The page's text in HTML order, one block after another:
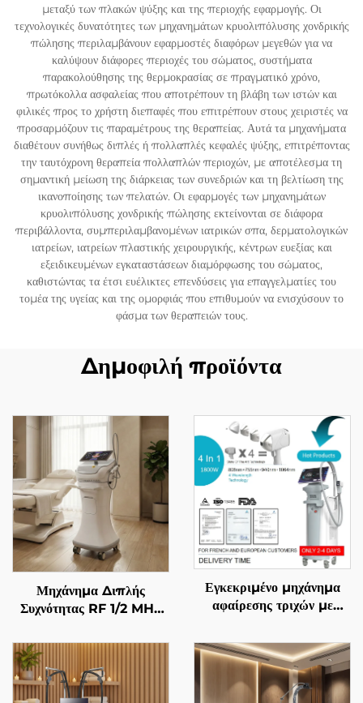
μεταξύ των πλακών ψύξης και της περιοχής εφαρμογής. Οι
τεχνολογικές δυνατότητες των μηχανημάτων κρυολιπόλυσης χονδρικής
πώλησης περιλαμβάνουν εφαρμοστές διαφόρων μεγεθών για να
καλύψουν διάφορες περιοχές του σώματος, συστήματα
παρακολούθησης της θερμοκρασίας σε πραγματικό χρόνο,
πρωτόκολλα ασφαλείας που αποτρέπουν τη βλάβη των ιστών και
φιλικές προς το χρήστη διεπαφές που επιτρέπουν στους χειριστές να
προσαρμόζουν τις παραμέτρους της θεραπείας. Αυτά τα μηχανήματα
διαθέτουν συνήθως διπλές ή πολλαπλές κεφαλές ψύξης, επιτρέποντας
την ταυτόχρονη θεραπεία πολλαπλών περιοχών, με αποτέλεσμα τη
σημαντική μείωση της διάρκειας των συνεδριών και τη βελτίωση της
ικανοποίησης των πελατών. Οι εφαρμογές των μηχανημάτων
κρυολιπόλυσης χονδρικής πώλησης εκτείνονται σε διάφορα
περιβάλλοντα, συμπεριλαμβανομένων ιατρικών σπα, δερματολογικών
ιατρείων, ιατρείων πλαστικής χειρουργικής, κέντρων ευεξίας και
εξειδικευμένων εγκαταστάσεων διαμόρφωσης του σώματος,
καθιστώντας τα έτσι ευέλικτες επενδύσεις για επαγγελματίες του
τομέα της υγείας και της ομορφιάς που επιθυμούν να ενισχύσουν το
φάσμα των θεραπειών τους.
Δημοφιλή προϊόντα
Μηχάνημα Διπλής
Συχνότητας RF 1/2 MHz
για Αναζωογόνηση του
Εγκεκριμένο μηχάνημα
αφαίρεσης τριχών με
αντικαθιστώμενες επαφές,
600 W, 1200 W, 1800
W, 3000 W, και μήκη
κύματος 755 nm, 808